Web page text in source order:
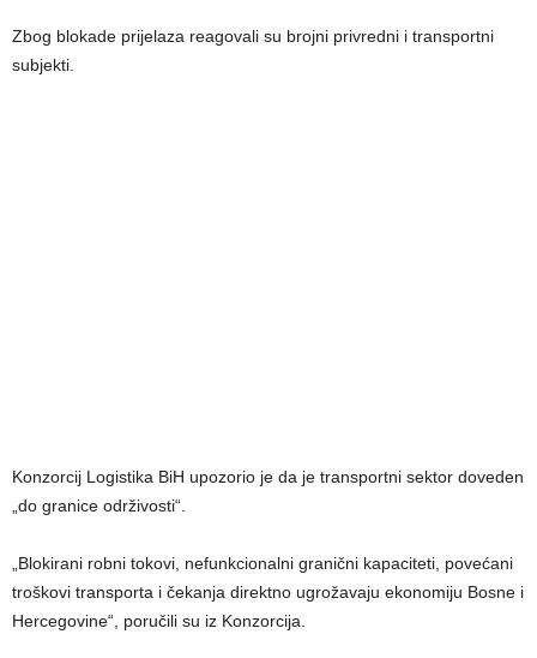
Zbog blokade prijelaza reagovali su brojni privredni i transportni
subjekti.
Konzorcij Logistika BiH upozorio je da je transportni sektor doveden
„do granice održivosti“.
„Blokirani robni tokovi, nefunkcionalni granični kapaciteti, povećani
troškovi transporta i čekanja direktno ugrožavaju ekonomiju Bosne i
Hercegovine“, poručili su iz Konzorcija.